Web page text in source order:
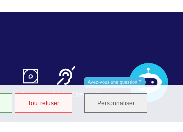
Tout refuser Personnaliser
Conformité RGAA Partiellement conforme
STRATIS
Avez-vous une question ?